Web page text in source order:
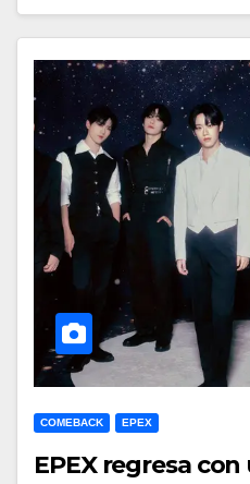
COMEBACK EPEX
EPEX regresa